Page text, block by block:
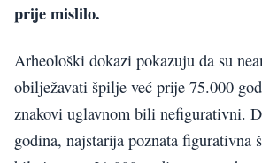
prije mislilo.
Arheološki dokazi pokazuju da su
obilježavati špilje već prije 75.000
znakovi uglavnom bili nefigurativni.
godina, najstarija poznata figurativna